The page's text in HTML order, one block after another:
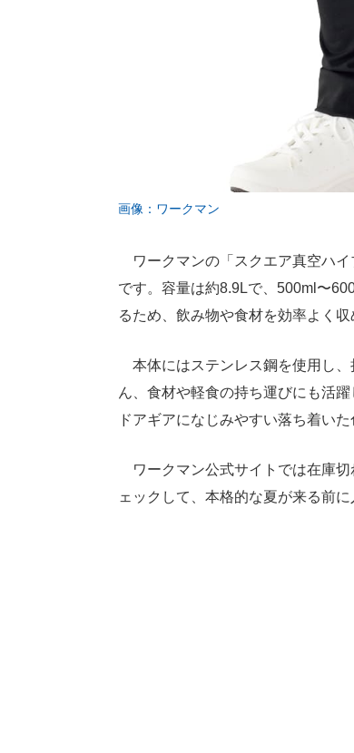
画像：ワークマン
ワークマンの「スクエア真空ハイ
です。容量は約8.9Lで、500ml〜
るため、飲み物や食材を効率よく
本体にはステンレス鋼を使用し、
ん、食材や軽食の持ち運びにも活
ドアギアになじみやすい落ち着いた
ワークマン公式サイトでは在庫切
ェックして、本格的な夏が来る前